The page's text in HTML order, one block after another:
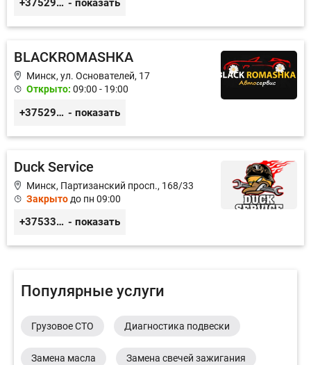
+375296033800 - показать
BLACKROMASHKA
Минск, ул. Основателей, 17
Открыто: 09:00 - 19:00
+375296651188 - показать
Duck Service
Минск, Партизанский просп., 168/33
Закрыто до пн 09:00
+375333416710 - показать
Популярные услуги
Грузовое СТО Диагностика подвески
Замена масла Замена свечей зажигания